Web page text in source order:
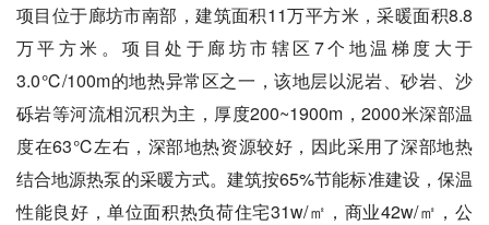
项目位于廊坊市南部，建筑面积11万平方米，采暖面积8.8
万平方米。项目处于廊坊市辖区7个地温梯度大于
3.0℃/100m的地热异常区之一，该地层以泥岩、砂岩、沙
砾岩等河流相沉积为主，厚度200~1900m，2000米深部温
度在63℃左右，深部地热资源较好，因此采用了深部地热
结合地源热泵的采暖方式。建筑按65%节能标准建设，保温
性能良好，单位面积热负荷住宅31w/㎡，商业42w/㎡，公